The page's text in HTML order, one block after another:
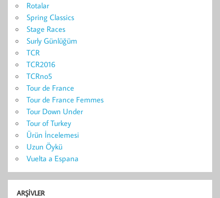
Rotalar
Spring Classics
Stage Races
Surly Günlüğüm
TCR
TCR2016
TCRno5
Tour de France
Tour de France Femmes
Tour Down Under
Tour of Turkey
Ürün İncelemesi
Uzun Öykü
Vuelta a Espana
ARŞIVLER